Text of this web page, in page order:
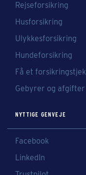
Rejseforsikring
Husforsikring
Ulykkesforsikring
Hundeforsikring
Få et forsikringstjek
Gebyrer og afgifter
NYTTIGE GENVEJE
Facebook
LinkedIn